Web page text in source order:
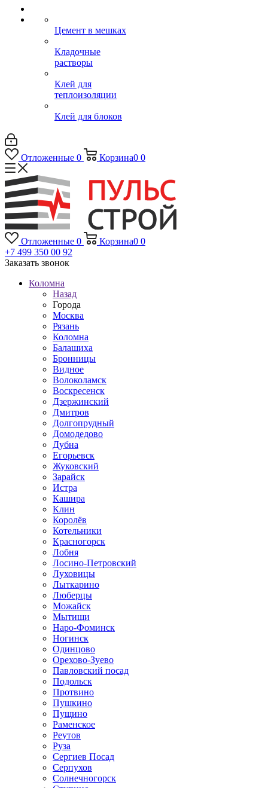
Цемент в мешках
Кладочные
растворы
Клей для
теплоизоляции
Клей для блоков
Отложенные 0 Корзина0 0
Отложенные 0 Корзина0 0
+7 499 350 00 92
Заказать звонок
Коломна
Назад
Города
Москва
Рязань
Коломна
Балашиха
Бронницы
Видное
Волоколамск
Воскресенск
Дзержинский
Дмитров
Долгопрудный
Домодедово
Дубна
Егорьевск
Жуковский
Зарайск
Истра
Кашира
Клин
Королёв
Котельники
Красногорск
Лобня
Лосино-Петровский
Луховицы
Лыткарино
Люберцы
Можайск
Мытищи
Наро-Фоминск
Ногинск
Одинцово
Орехово-Зуево
Павловский посад
Подольск
Протвино
Пушкино
Пущино
Раменское
Реутов
Руза
Сергиев Посад
Серпухов
Солнечногорск